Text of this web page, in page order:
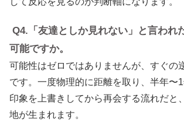
Q4.「友達としか見れない」と言われ
可能ですか。
可能性はゼロではありませんが、すぐの
です。一度物理的に距離を取り、半年〜
印象を上書きしてから再会する流れだと
地が生まれます。